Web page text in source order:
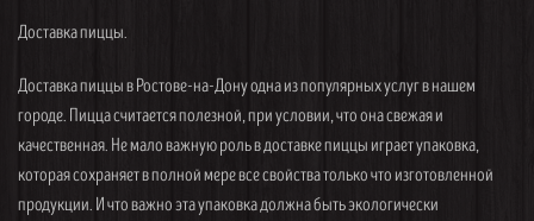
Доставка пиццы.
Доставка пиццы в Ростове-на-Дону одна из популярных услуг в нашем
городе. Пицца считается полезной, при условии, что она свежая и
качественная. Не мало важную роль в доставке пиццы играет упаковка,
которая сохраняет в полной мере все свойства только что изготовленной
продукции. И что важно эта упаковка должна быть экологически